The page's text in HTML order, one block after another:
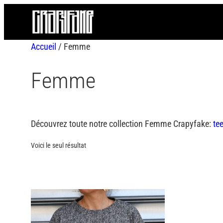
contenu
Accueil / Femme
Femme
Découvrez toute notre collection Femme Crapyfake:
Voici le seul résultat